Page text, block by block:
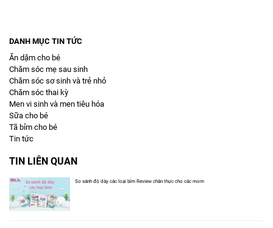
DANH MỤC TIN TỨC
Ăn dặm cho bé
Chăm sóc mẹ sau sinh
Chăm sóc sơ sinh và trẻ nhỏ
Chăm sóc thai kỳ
Men vi sinh và men tiêu hóa
Sữa cho bé
Tã bỉm cho bé
Tin tức
TIN LIÊN QUAN
So sánh độ dày các loại bỉm Review chân thực cho các mom